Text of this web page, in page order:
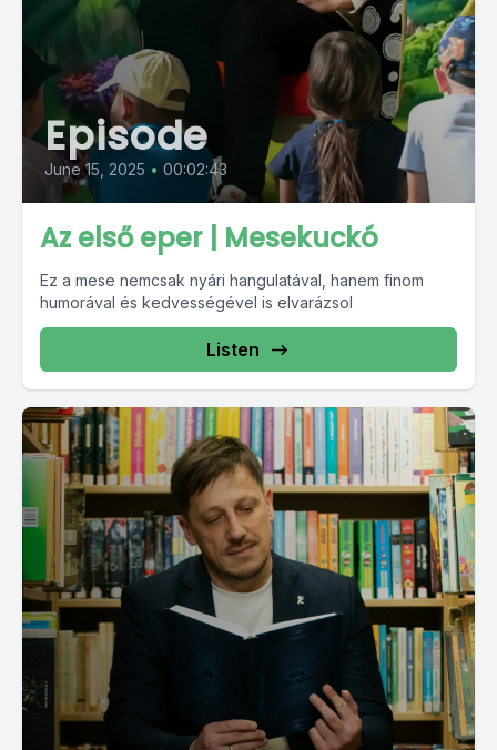
Episode
June 15, 2025 • 00:02:43
Az első eper | Mesekuckó
Ez a mese nemcsak nyári hangulatával, hanem finom
humorával és kedvességével is elvarázsol
Listen